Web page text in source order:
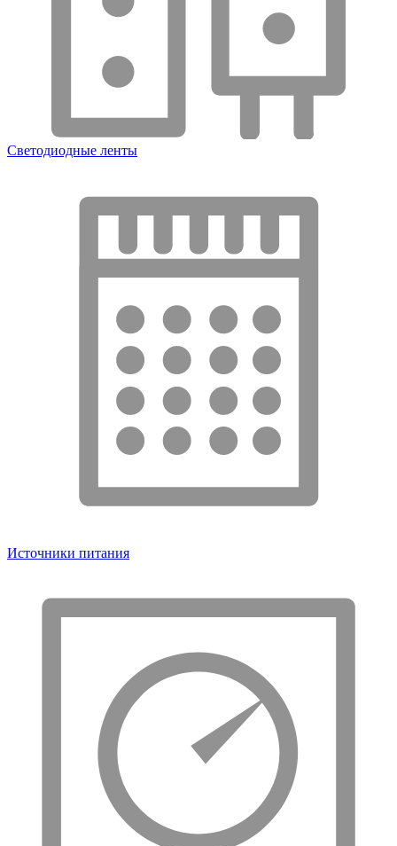
Светодиодные ленты
Источники питания